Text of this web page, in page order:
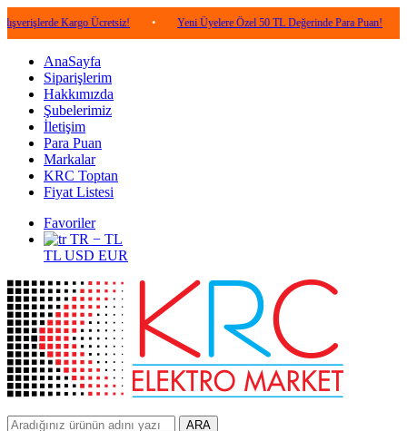
Kargo Ücretsiz! • Yeni Üyelere Özel 50 TL Değerinde Para Puan! •
AnaSayfa
Siparişlerim
Hakkımızda
Şubelerimiz
İletişim
Para Puan
Markalar
KRC Toptan
Fiyat Listesi
Favoriler
TR − TL
TL USD EUR
ARA